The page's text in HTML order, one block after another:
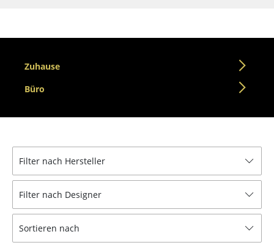
Bürodrehstühle
Einzelteile
Tische
Esstische
Zuhause
Büro
Filter nach Hersteller
Filter nach Designer
Sortieren nach